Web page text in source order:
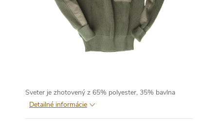
Sveter je zhotovený z 65% polyester, 35% bavlna
Detailné informácie